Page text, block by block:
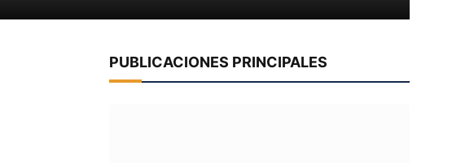
PUBLICACIONES PRINCIPALES